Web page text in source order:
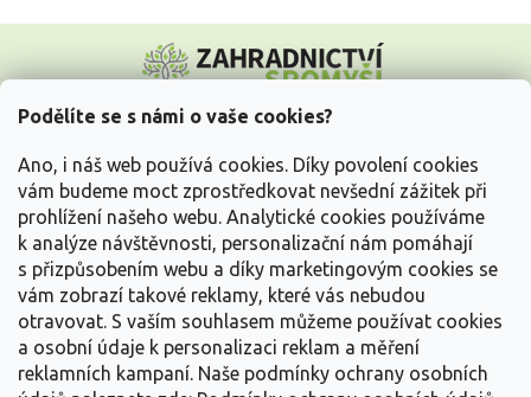
Podělíte se s námi o vaše cookies?
Ano, i náš web používá cookies. Díky povolení cookies
vám budeme moct zprostředkovat nevšední zážitek při
prohlížení našeho webu. Analytické cookies používáme
k analýze návštěvnosti, personalizační nám pomáhají
s přizpůsobením webu a díky marketingovým cookies se
vám zobrazí takové reklamy, které vás nebudou
otravovat. S vaším souhlasem můžeme používat cookies
a osobní údaje k personalizaci reklam a měření
reklamních kampaní. Naše podmínky ochrany osobních
p
Vše o nákupu
Informace pro Vás
Kontakujte nás